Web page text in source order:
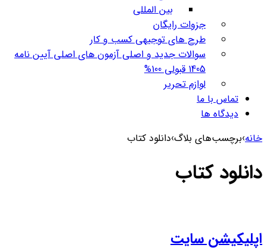
بین المللی
جزوات رایگان
طرح های توجیهی کسب و کار
سوالات جدید و اصلی آزمون های اصلی آیین نامه
1405 قبولی 100%
لوازم تحریر
تماس با ما
دیدگاه ها
خانه›برچسب‌های بلاگ›دانلود کتاب
دانلود کتاب
اپلیکیشن سایت